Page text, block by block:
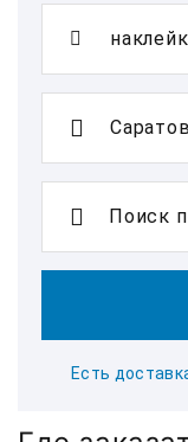
Поиск
Есть